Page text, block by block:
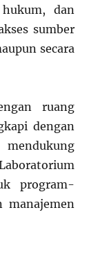
dan
sumber
secara
ruang
dengan
program-
manajemen